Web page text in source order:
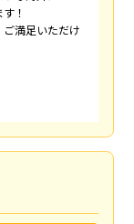
！
満足いただけ